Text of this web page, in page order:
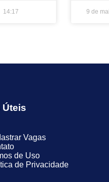
14:17 9 de
Vagas
de Uso
de Privacidade